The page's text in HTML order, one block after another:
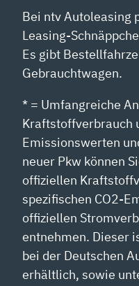
Bei ntv Autoleasing
Leasing-
Es gibt
Gebrauchtwagen.
* = Umfangreiche
Kraftstoffverbrauch
Emissionswerten
neuer Pkw können
offiziellen
spezifischen CO2-
offiziellen
entnehmen. Dieser
bei der Deutschen
erhältlich, sowie